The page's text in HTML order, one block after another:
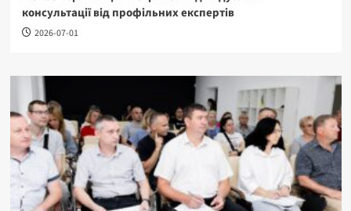
консультації від профільних експертів
2026-07-01